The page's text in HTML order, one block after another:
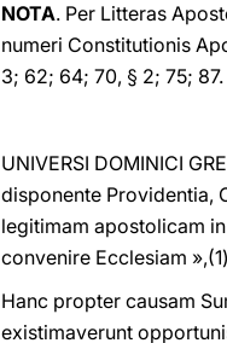
NOTA. Per Litteras
numeri Constitutionis
3; 62; 64; 70, § 2; 75; 87.
UNIVERSI DOMINICI
disponente Providentia,
legitimam apostolicam
convenire Ecclesiam
Hanc propter causam
existimaverunt